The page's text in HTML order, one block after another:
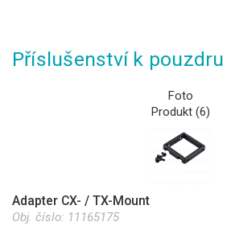
Příslušenství k pouzdru
Foto
Produkt (6)
Adapter CX- / TX-Mount
Obj. číslo: 11165175